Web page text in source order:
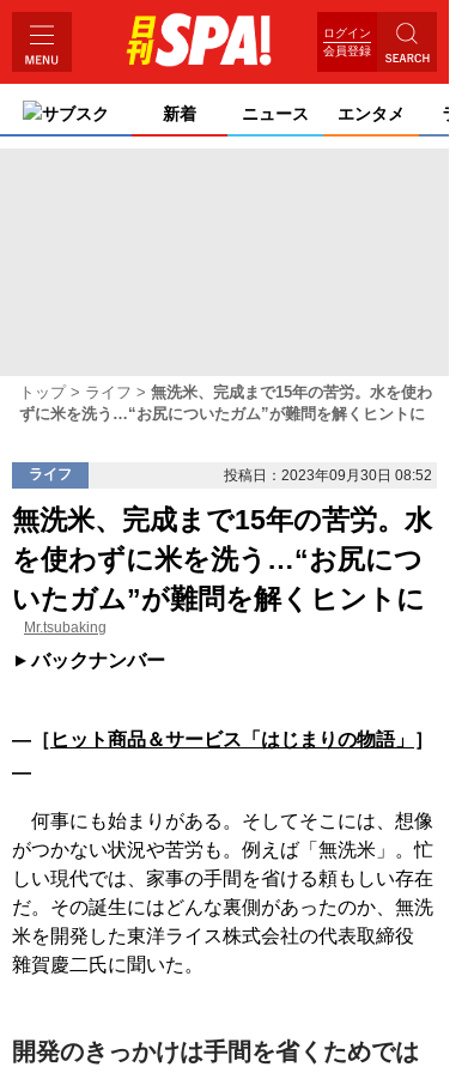
ログイン
会員登録
サブスク 新着 ニュース エンタメ ライ
トップ ライフ
無洗米、完成まで15年の苦労。水を使わ
ずに米を洗う…“お尻についたガム”が難問を解くヒントに
ライフ 投稿日：2023年09月30日 08:52
無洗米、完成まで15年の苦労。水
を使わずに米を洗う…“お尻につ
いたガム”が難問を解くヒントに
Mr.tsubaking
バックナンバー
―［ ヒット商品＆サービス「はじまりの物語」 ］
―
何事にも始まりがある。そしてそこには、想像
がつかない状況や苦労も。例えば「無洗米」。忙
しい現代では、家事の手間を省ける頼もしい存在
だ。その誕生にはどんな裏側があったのか、無洗
米を開発した東洋ライス株式会社の代表取締役
雜賀慶二氏に聞いた。
開発のきっかけは手間を省くためでは